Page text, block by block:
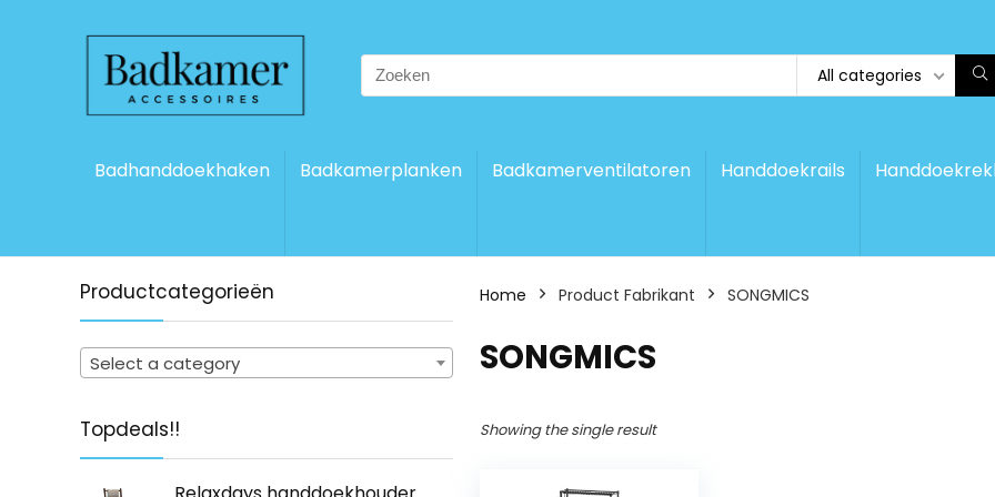
Search
for:
All categories
Badhanddoekhaken Badkamerplanken Badkamerventilatoren Handdoekrails
Productcategorieën
Select a category
Topdeals!!
Home Product Fabrikant ‎SONGMICS
‎SONGMICS
Showing the single result